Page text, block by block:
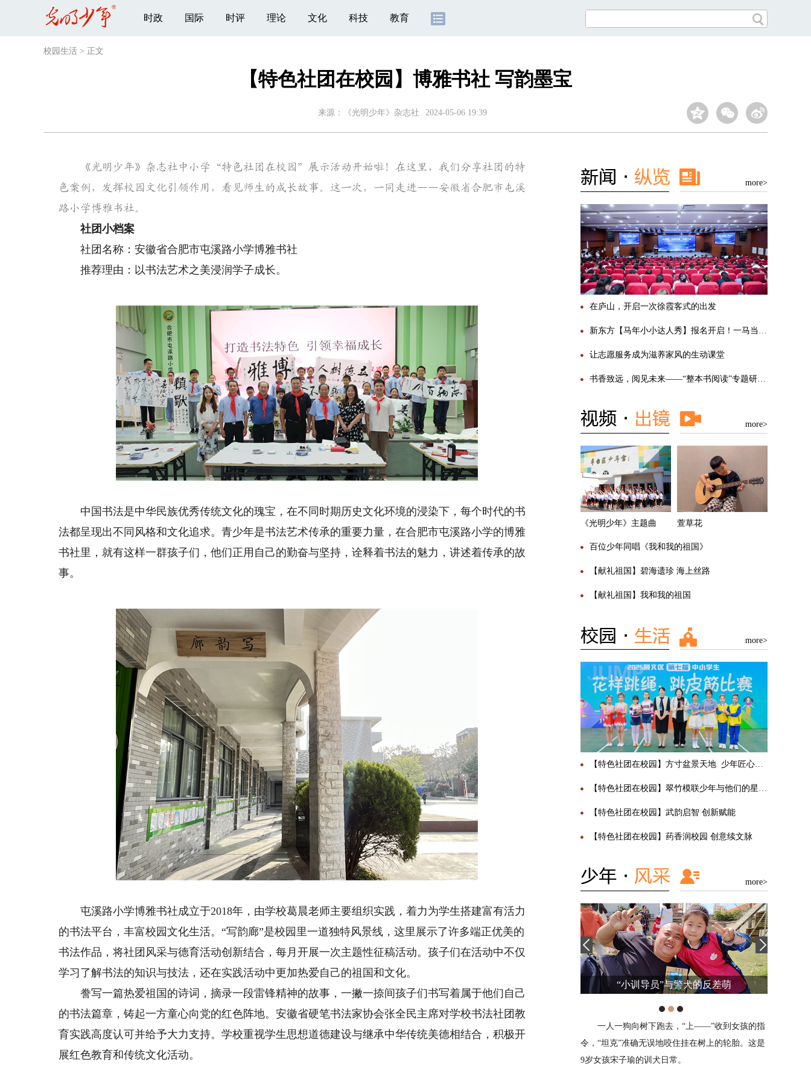
时政 国际 时评 理论 文化 科技 教育
校园生活 > 正文
【特色社团在校园】博雅书社 写韵墨宝
来源：《光明少年》杂志社 2024-05-06 19:39
《光明少年》杂志社中小学“特色社团在校园”展示活动开始啦！在这里，我们分享社团的特
色案例，发挥校园文化引领作用，看见师生的成长故事。这一次，一同走进——安徽省合肥市屯溪
路小学博雅书社。
社团小档案
社团名称：安徽省合肥市屯溪路小学博雅书社
推荐理由：以书法艺术之美浸润学子成长。
中国书法是中华民族优秀传统文化的瑰宝，在不同时期历史文化环境的浸染下，每个时代的书
法都呈现出不同风格和文化追求。青少年是书法艺术传承的重要力量，在合肥市屯溪路小学的博雅
书社里，就有这样一群孩子们，他们正用自己的勤奋与坚持，诠释着书法的魅力，讲述着传承的故
事。
屯溪路小学博雅书社成立于2018年，由学校葛晨老师主要组织实践，着力为学生搭建富有活力
的书法平台，丰富校园文化生活。“写韵廊”是校园里一道独特风景线，这里展示了许多端正优美的
书法作品，将社团风采与德育活动创新结合，每月开展一次主题性征稿活动。孩子们在活动中不仅
学习了解书法的知识与技法，还在实践活动中更加热爱自己的祖国和文化。
誊写一篇热爱祖国的诗词，摘录一段雷锋精神的故事，一撇一捺间孩子们书写着属于他们自己
的书法篇章，铸起一方童心向党的红色阵地。安徽省硬笔书法家协会张全民主席对学校书法社团教
育实践高度认可并给予大力支持。学校重视学生思想道德建设与继承中华传统美德相结合，积极开
展红色教育和传统文化活动。
more>
在庐山，开启一次徐霞客式的出发
新东方【马年小小达人秀】报名开启！一马当先，勇敢SHOW自己
让志愿服务成为滋养家风的生动课堂
书香致远，阅见未来——“整本书阅读”专题研讨活动圆满举行
more>
《光明少年》主题曲 萱草花
百位少年同唱《我和我的祖国》
【献礼祖国】碧海遗珍 海上丝路
【献礼祖国】我和我的祖国
more>
【特色社团在校园】方寸盆景天地 少年匠心传承
【特色社团在校园】翠竹模联少年与他们的星辰大海
【特色社团在校园】武韵启智 创新赋能
【特色社团在校园】药香润校园 创意续文脉
more>
我是来自西安高新东区小学的杨珂然。我相信
多年来，我坚持学习机器人和图形编程，积极参与
一人一狗向树下跑去，“上——”收到女孩的指
旋律，带来妙不可言的乐趣
我是来自西安高新东区小学的杨珂然。我相信
兴趣爱好能陶冶情操、培养气质、使人终生受益。
多年来，我坚持学习机器人和图形编程，积极参与